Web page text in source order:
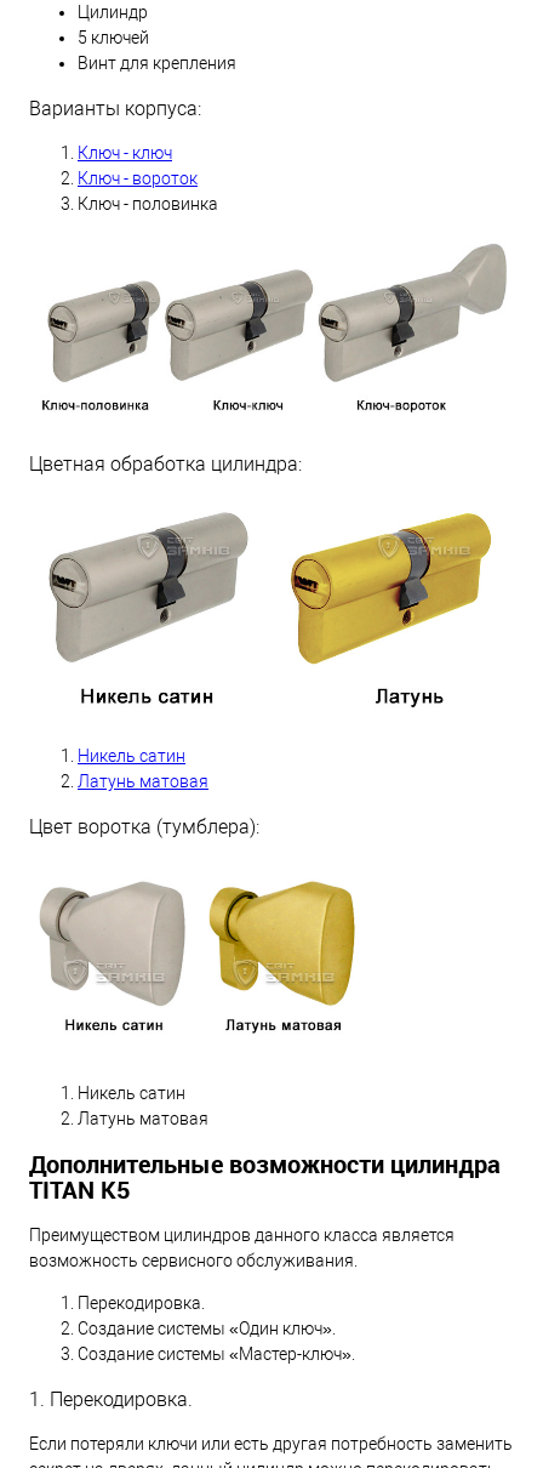
Цилиндр
5 ключей
Винт для крепления
Варианты корпуса:
Ключ - ключ
Ключ - вороток
Ключ - половинка
Цветная обработка цилиндра:
Никель сатин
Латунь матовая
Цвет воротка (тумблера):
Никель сатин
Латунь матовая
Дополнительные возможности цилиндра
TITAN K5
Преимуществом цилиндров данного класса является
возможность сервисного обслуживания.
Перекодировка.
Создание системы «Один ключ».
Создание системы «Мастер-ключ».
1. Перекодировка.
Если потеряли ключи или есть другая потребность заменить